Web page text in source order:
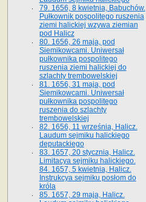
79. 1656, 8 kwietnia, Babuchów.
Pułkownik pospolitego ruszenia
ziemi halickiej wzywa ziemian
pod Halicz
80. 1656, 26 maja, pod
Siemikowcami. Uniwersał
pułkownika pospolitego
ruszenia ziemi halickiej do
szlachty trembowelskiej
81. 1656, 31 maja, pod
Siemikowcami. Uniwersał
pułkownika pospolitego
ruszenia do szlachty
trembowelskiej
82. 1656, 11 września, Halicz.
Laudum sejmiku halickiego
deputackiego
83. 1657, 20 stycznia, Halicz.
Limitacya sejmiku halickiego.
84. 1657, 5 kwietnia, Halicz.
Instrukcya sejmiku posłom do
króla
85. 1657, 29 maja, Halicz.